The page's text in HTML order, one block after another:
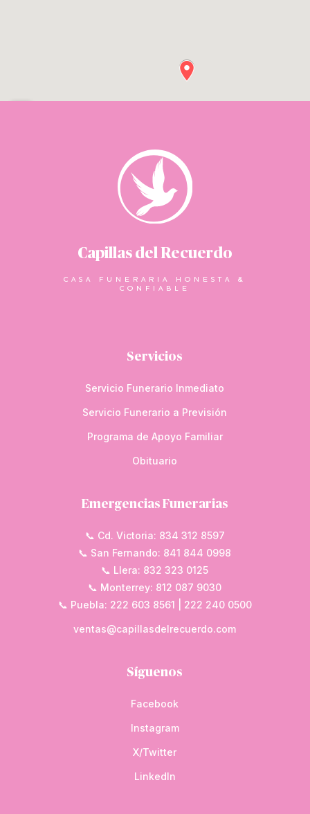
Capillas del Recuerdo
CASA FUNERARIA HONESTA &
CONFIABLE
Servicios
Servicio Funerario Inmediato
Servicio Funerario a Previsión
Programa de Apoyo Familiar
Obituario
Emergencias Funerarias
📞 Cd. Victoria: 834 312 8597
📞 San Fernando: 841 844 0998
📞 Llera: 832 323 0125
📞 Monterrey: 812 087 9030
📞 Puebla: 222 603 8561 | 222 240 0500
ventas@capillasdelrecuerdo.com
Síguenos
Facebook
Instagram
X/Twitter
LinkedIn